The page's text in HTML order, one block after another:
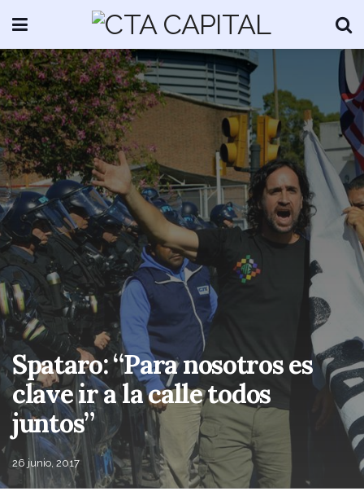
Spataro: “Para nosotros es
clave ir a la calle todos
juntos”
26 junio, 2017